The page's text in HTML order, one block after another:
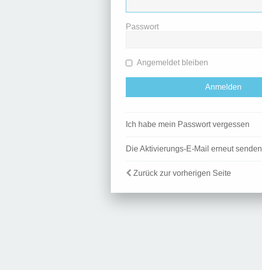
Passwort
Angemeldet bleiben
Ich habe mein Passwort vergessen
Die Aktivierungs-E-Mail erneut senden
Zurück zur vorherigen Seite